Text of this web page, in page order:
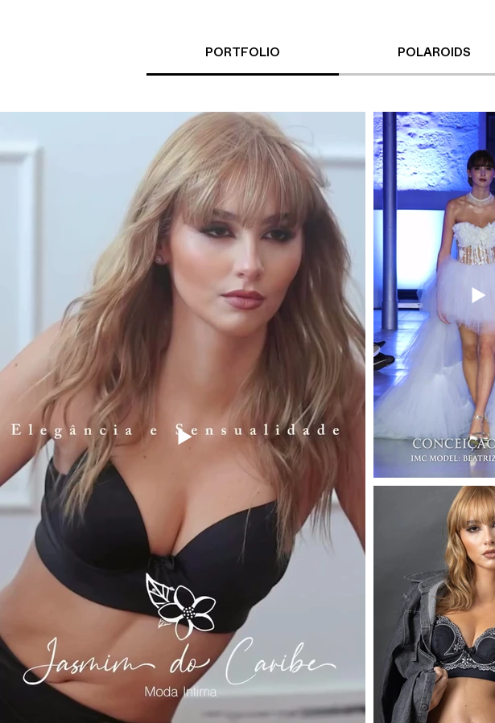
PORTFOLIO POLAROIDS